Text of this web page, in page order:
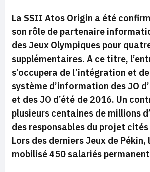
La SSII Atos Origin a été
son rôle de partenaire
des Jeux Olympiques pour
supplémentaires. A ce titre,
s’occupera de l’intégration et
système d’information des JO
et des JO d’été de 2016. Un
plusieurs centaines de millions
des responsables du projet cités
Lors des derniers Jeux de Pékin,
mobilisé 450 salariés